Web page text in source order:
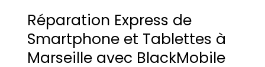
e
c
é
l
é
p
Réparation Express de
Smartphone et Tablettes à
Marseille avec BlackMobile